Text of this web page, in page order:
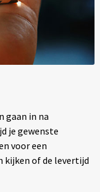
gaan in na
je gewenste
voor een
kijken of de levertijd